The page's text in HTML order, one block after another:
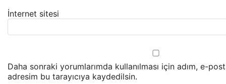
İnternet sitesi
Daha sonraki yorumlarımda kullanılması için adım, e-
adresim bu tarayıcıya kaydedilsin.